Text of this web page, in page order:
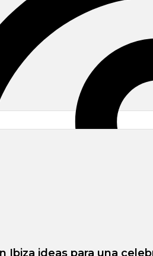
Ibiza ideas para una